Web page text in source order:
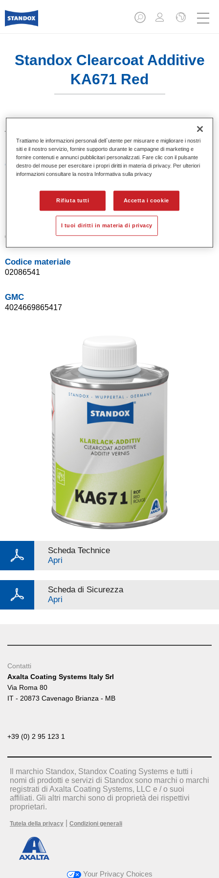
Standox Clearcoat Additive
KA671 Red
Additivi per trasparenti colorati. Colori luminosi e brillanti
utilizzando trasparenti Standocryl.
Caratteristiche del prodotto
Confezionati in flaconi da 100 ml.
Disponibili in diversi colori.
Product Variant
0.1LT
Codice materiale
02086541
GMC
4024669865417
Scheda Technice
Apri
Scheda di Sicurezza
Apri
Contatti
Axalta Coating Systems Italy Srl
Via Roma 80
IT - 20873 Cavenago Brianza - MB
+39 (0) 2 95 123 1
Il marchio Standox, Standox Coating Systems e tutti i
nomi di prodotti e servizi di Standox sono marchi o marchi
registrati di Axalta Coating Systems, LLC e / o suoi
affiliati. Gli altri marchi sono di proprietà dei rispettivi
proprietari.
Tutela della privacy Condizioni generali
Your Privacy Choices
Trattiamo le informazioni personali dell`utente per misurare e migliorare i nostri
siti e il nostro servizio, fornire supporto durante le campagne di marketing e
fornire contenuti e annunci pubblicitari personalizzati. Fare clic con il pulsante
destro del mouse per esercitare i propri diritti in materia di privacy. Per ulteriori
informazioni consultare la nostra Informativa sulla privacy
Rifiuta tutti Accetta i cookie
I tuoi diritti in materia di privacy